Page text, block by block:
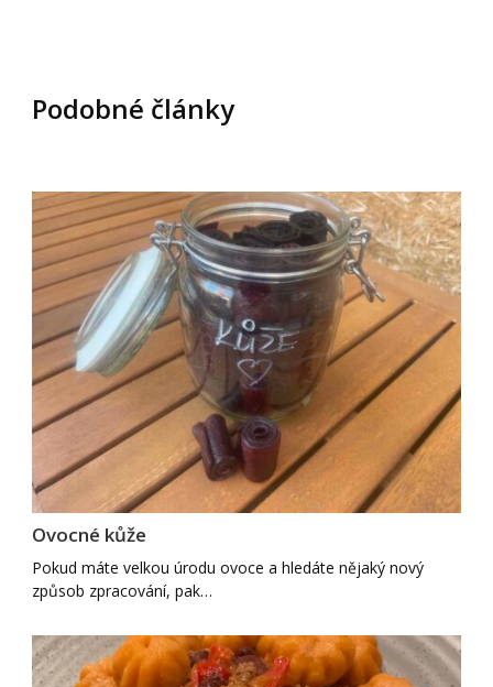
Podobné články
Ovocné kůže
Pokud máte velkou úrodu ovoce a hledáte nějaký nový
způsob zpracování, pak…